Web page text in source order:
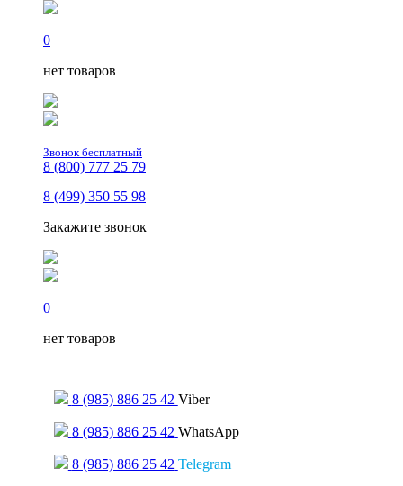
0
нет товаров
Звонок бесплатный
8 (800) 777 25 79
8 (499) 350 55 98
Закажите звонок
0
нет товаров
8 (985) 886 25 42 Viber
8 (985) 886 25 42 WhatsApp
8 (985) 886 25 42 Telegram